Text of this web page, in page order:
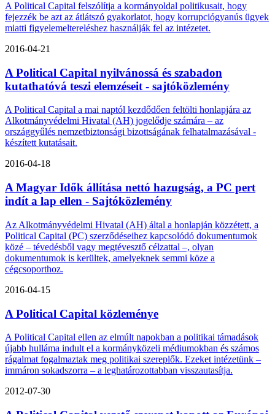
A Political Capital felszólítja a kormányoldal politikusait, hogy
fejezzék be azt az átlátszó gyakorlatot, hogy korrupciógyanús ügyek
miatti figyelemeltereléshez használják fel az intézetet.
2016-04-21
A Political Capital nyilvánossá és szabadon
kutathatóvá teszi elemzéseit - sajtóközlemény
A Political Capital a mai naptól kezdődően feltölti honlapjára az
Alkotmányvédelmi Hivatal (AH) jogelődje számára – az
országgyűlés nemzetbiztonsági bizottságának felhatalmazásával -
készített kutatásait.
2016-04-18
A Magyar Idők állítása nettó hazugság, a PC pert
indít a lap ellen - Sajtóközlemény
Az Alkotmányvédelmi Hivatal (AH) által a honlapján közzétett, a
Political Capital (PC) szerződéseihez kapcsolódó dokumentumok
közé – tévedésből vagy megtévesztő célzattal –, olyan
dokumentumok is kerültek, amelyeknek semmi köze a
cégcsoporthoz.
2016-04-15
A Political Capital közleménye
A Political Capital ellen az elmúlt napokban a politikai támadások
újabb hulláma indult el a kormányközeli médiumokban és számos
rágalmat fogalmaztak meg politikai szereplők. Ezeket intézetünk –
immáron sokadszorra – a leghatározottabban visszautasítja.
2012-07-30